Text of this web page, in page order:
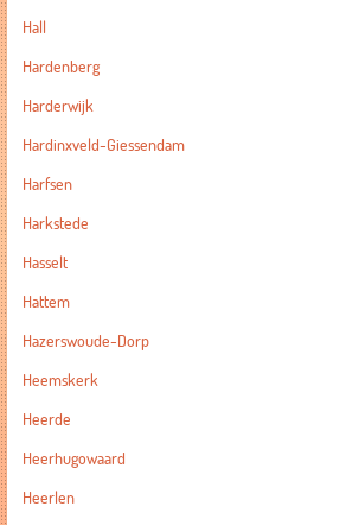
Hall
Hardenberg
Harderwijk
Hardinxveld-Giessendam
Harfsen
Harkstede
Hasselt
Hattem
Hazerswoude-Dorp
Heemskerk
Heerde
Heerhugowaard
Heerlen